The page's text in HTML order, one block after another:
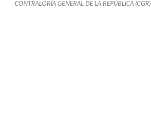
CONTRALORÍA GENERAL DE LA REPÚBLICA (CGR)